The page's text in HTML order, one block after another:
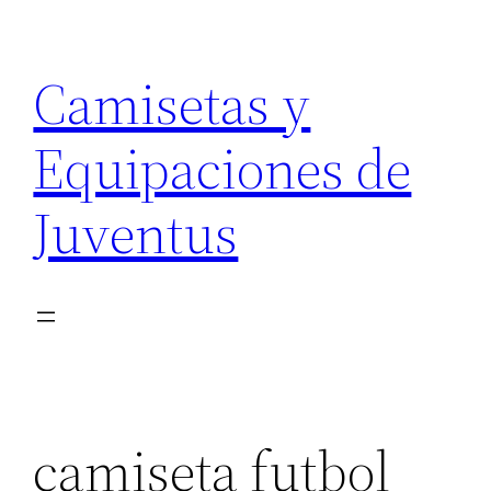
contenido
Camisetas y
Equipaciones de
Juventus
camiseta futbol